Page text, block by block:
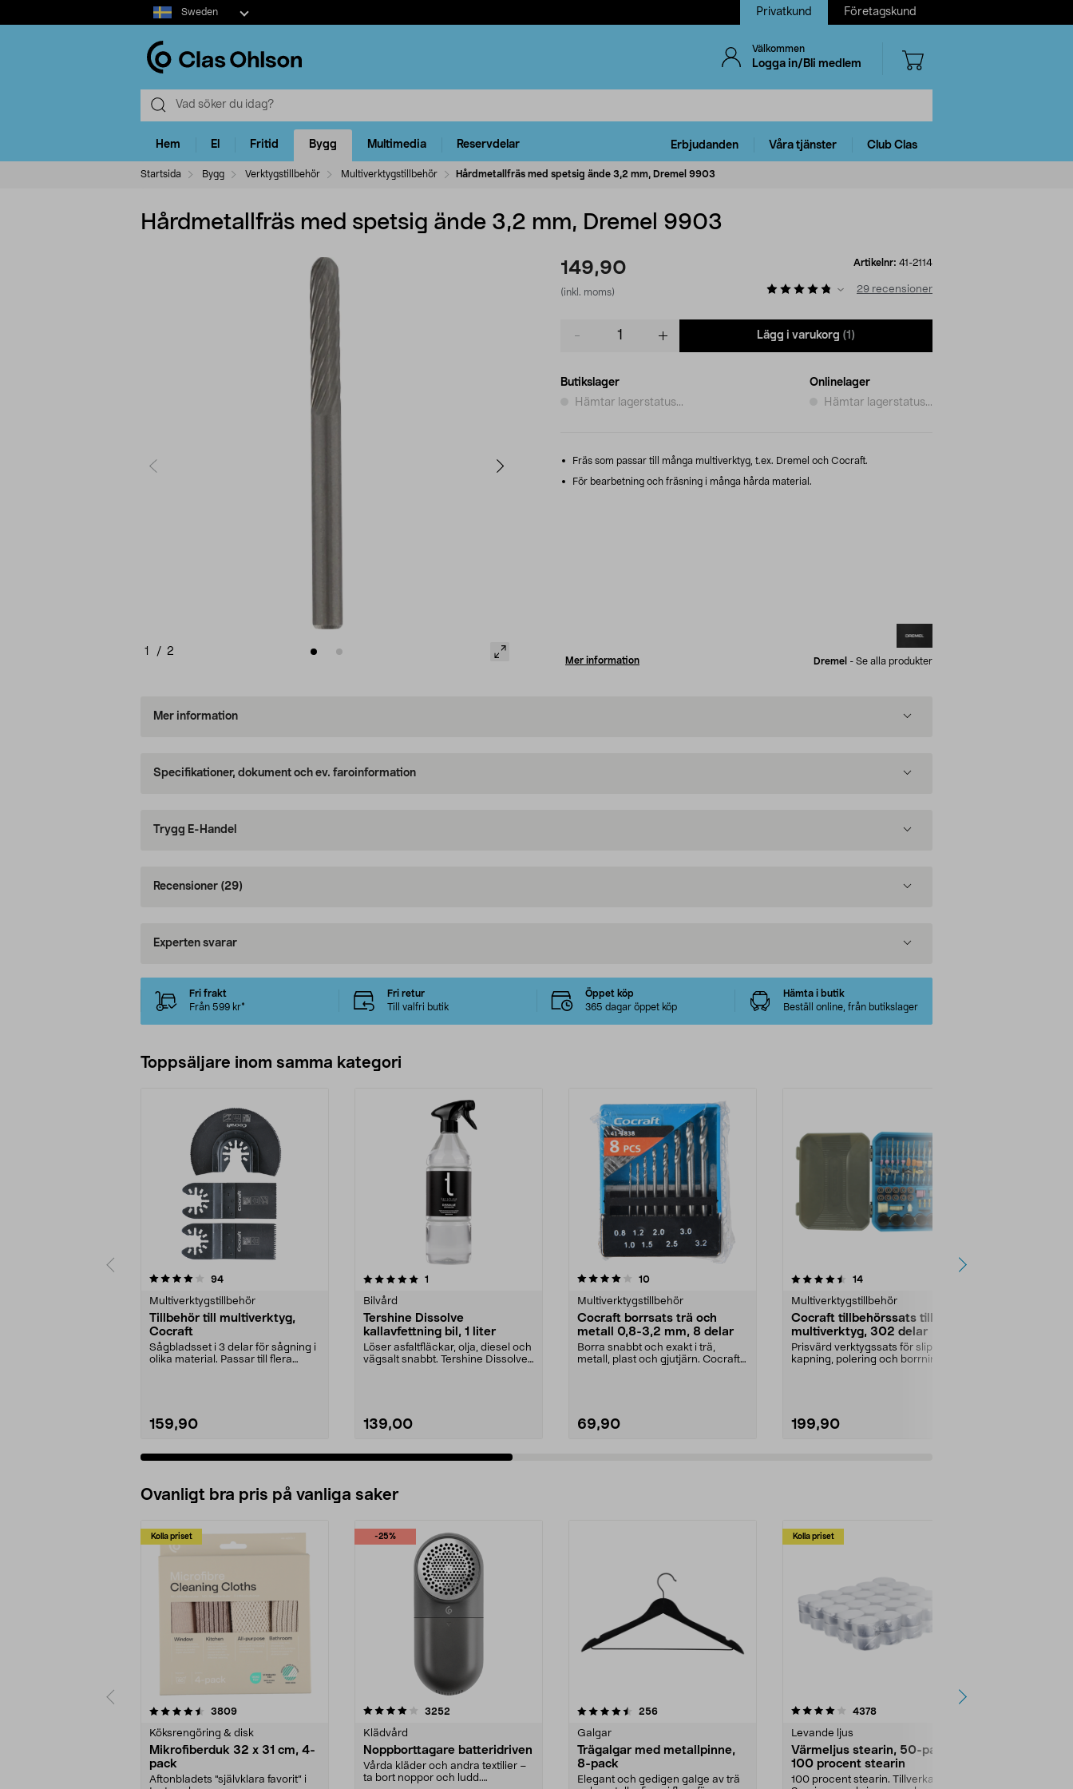
Select
market
Sweden Privatkund Företagskund
Välkommen
Logga in/Bli medlem
Hem El Fritid Bygg Multimedia Reservdelar Erbjudanden Våra tjänster Club Clas
Startsida Bygg Verktygstillbehör Multiverktygstillbehör Hårdmetallfräs med spetsig ände 3,2 mm, Dremel 9903
Hårdmetallfräs med spetsig ände 3,2 mm, Dremel 9903
1 / 2
149,90
(inkl. moms)
Artikelnr: 41-2114
29 recensioner
Lägg i varukorg (1)
Butikslager
Hämtar lagerstatus...
Onlinelager
Hämtar lagerstatus...
Fräs som passar till många multiverktyg, t.ex. Dremel och Cocraft.
För bearbetning och fräsning i många hårda material.
Mer information Dremel - Se alla produkter
Mer information
Specifikationer, dokument och ev. faroinformation
Trygg E-Handel
Recensioner (29)
Experten svarar
Fri frakt
Från 599 kr*
Fri retur
Till valfri butik
Öppet köp
365 dagar öppet köp
Hämta i butik
Beställ online, från butikslager
Toppsäljare inom samma kategori
94recensioner
Multiverktygstillbehör
Tillbehör till multiverktyg,
Cocraft
Sågbladsset i 3 delar för sågning i
olika material. Passar till flera
159,90
5.0 av 5 stjärnor 1
Bilvård
Tershine Dissolve
kallavfettning bil, 1 liter
Löser asfaltfläckar, olja, diesel och
vägsalt snabbt. Tershine Dissolve
139,00
4.0 av 5 stjärnor 10recensioner
Multiverktygstillbehör
Cocraft borrsats trä och
metall 0,8-3,2 mm, 8 delar
Borra snabbt och exakt i trä,
metall, plast och gjutjärn. Cocraft
69,90
4.5 av 5 stjärnor 14recensioner
Multiverktygstillbehör
Cocraft tillbehörssats till
multiverktyg, 302 delar
Prisvärd verktygssats för slipning,
kapning, polering och borrning.
199,90
4.5 av 5 stjärnor
Ovanligt bra pris på vanliga saker
Kolla priset
3809recensioner
Köksrengöring & disk
Mikrofiberduk 32 x 31 cm, 4-
pack
Aftonbladets "självklara favorit” i
-25%
4.0av 5 stjärnor 3252
Klädvård
Noppborttagare batteridriven
Vårda kläder och andra textilier –
ta bort noppor och ludd.
4.5av 5 stjärnor 256recensioner
Galgar
Trägalgar med metallpinne,
8-pack
Elegant och gedigen galge av trä
Kolla priset
4.0av 5 stjärnor 4378recensioner
Levande ljus
Värmeljus stearin, 50-pack,
100 procent stearin
100 procent stearin. Tillverkade i
4.5av 5 stjärnor